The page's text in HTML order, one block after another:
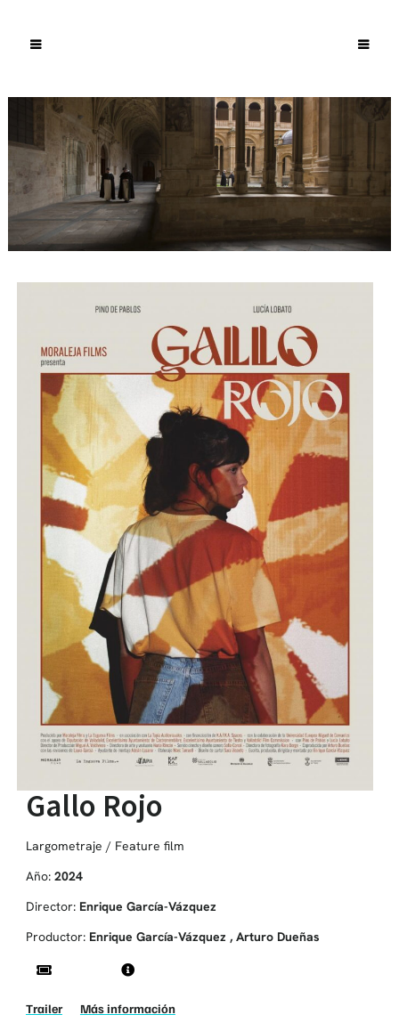
Gallo Rojo
Largometraje / Feature film
Año: 2024
Director: Enrique García-Vázquez
Productor: Enrique García-Vázquez , Arturo Dueñas
Trailer Más información